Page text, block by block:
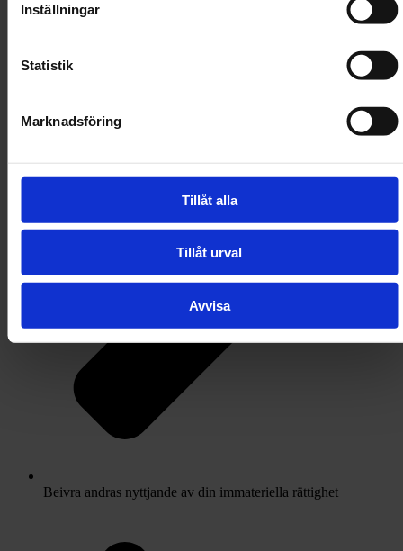
Inställningar
Statistik
Marknadsföring
Tillåt alla
Tillåt urval
Avvisa
Beivra andras nyttjande av din immateriella rättighet